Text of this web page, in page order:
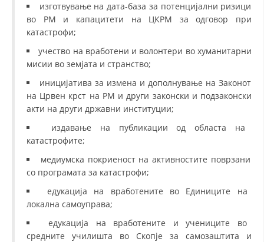
изготвување на дата-база за потенцијални ризици
во РМ и капацитети на ЦКРМ за одговор при
катастрофи;
учество на вработени и волонтери во хуманитарни
мисии во земјата и странство;
иницијатива за измена и дополнување на Законот
на Црвен крст на РМ и други законски и подзаконски
акти на други државни институции;
издавање на публикации од областа на
катастрофите;
медиумска покриеност на активностите поврзани
со програмата за катастрофи;
едукација на вработените во Единиците на
локална самоуправа;
едукација на вработените и учениците во
средните училишта во Скопје за самозаштита и